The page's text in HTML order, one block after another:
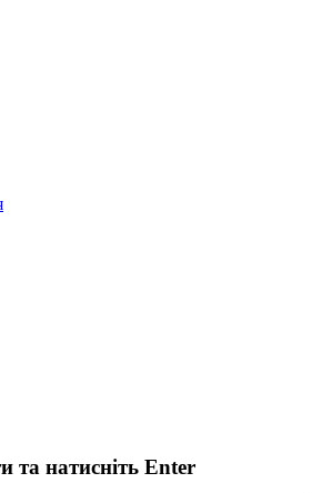
та натиснiть Enter